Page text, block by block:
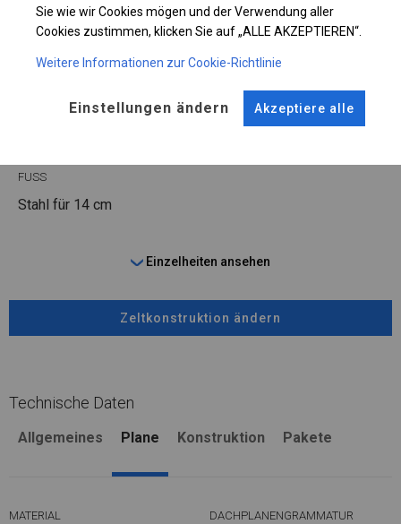
KONSTRUKTION
WINTER
ANSCHLÜSSE
FUSS
Stahl für 14 cm
Einzelheiten ansehen
Zeltkonstruktion ändern
Technische Daten
Allgemeines Plane Konstruktion Pakete
MATERIAL DACHPLANENGRAMMATUR
Sie wie wir Cookies mögen und der Verwendung aller
Cookies zustimmen, klicken Sie auf „ALLE AKZEPTIEREN“.
Weitere Informationen zur Cookie-Richtlinie
Einstellungen ändern Akzeptiere alle